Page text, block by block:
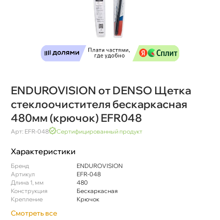
ENDUROVISION от DENSO Щетка
стеклоочистителя бескаркасная
480мм (крючок) EFR048
Арт: EFR-048 Сертифицированный продукт
Характеристики
Бренд
ENDUROVISION
Артикул
EFR-048
Длина 1, мм
480
Конструкция
Бескаркасная
Крепление
Крючок
Смотреть все